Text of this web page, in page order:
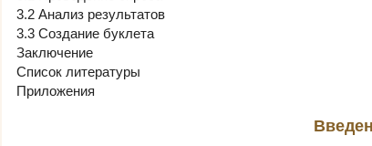
3.2 Анализ результатов
3.3 Создание буклета
Заключение
Список литературы
Приложения